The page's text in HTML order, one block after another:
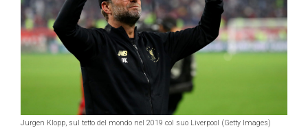
Jurgen Klopp, sul tetto del mondo nel 2019 col suo Liverpool (Getty Images)